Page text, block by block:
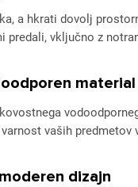
a hkrati dovolj
predali, vključno z
material
vaših predmetov
dizajn